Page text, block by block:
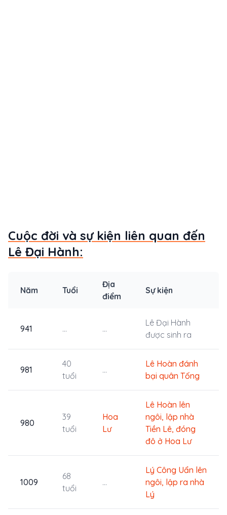
Cuộc đời và sự kiện liên quan đến
Lê Đại Hành:
Năm Tuổi
Địa
điểm
Sự kiện
941 ... ...
Lê Đại Hành
được sinh ra
981
40
tuổi
...
Lê Hoàn đánh
bại quân Tống
980
39
tuổi
Hoa
Lư
Lê Hoàn lên
ngôi, lập nhà
Tiền Lê, đóng
đô ở Hoa Lư
1009
68
tuổi
...
Lý Công Uẩn lên
ngôi, lập ra nhà
Lý